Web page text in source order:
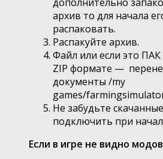
архив то для начала
распаковать.
Распакуйте архив.
Файл или если это
ZIP формате —
документы /my
games/
Не забудьте
подключить при
Если в игре не видно